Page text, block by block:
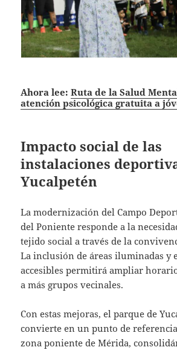
Ahora lee:Ruta de la Salud
atención psicológica gratuita a
Impacto social de las
instalaciones
Yucalpetén
La modernización del Campo
del Poniente responde a la
tejido social a través de la
La inclusión de áreas iluminadas y
accesibles permitirá ampliar
a más grupos vecinales.
Con estas mejoras, el parque de
convierte en un punto de
zona poniente de Mérida,